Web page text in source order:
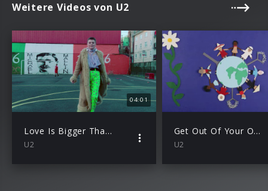
Weitere Videos von U2
04:01
Love Is Bigger Than Anything In Its Way
U2
Get Out Of Your Own Way
U2